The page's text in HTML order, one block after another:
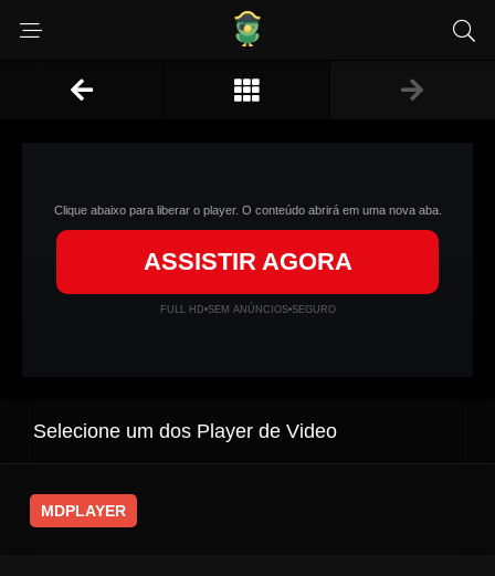
Clique abaixo para liberar o player. O conteúdo abrirá em uma nova aba.
ASSISTIR AGORA
FULL HD•SEM ANÚNCIOS•SEGURO
Selecione um dos Player de Video
MDPLAYER